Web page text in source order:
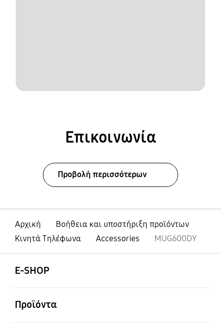
Επικοινωνία
Προβολή περισσότερων
Αρχική
Βοήθεια και υποστήριξη προϊόντων
Κινητά Τηλέφωνα
Accessories MUG600DY
E-SHOP
Προϊόντα